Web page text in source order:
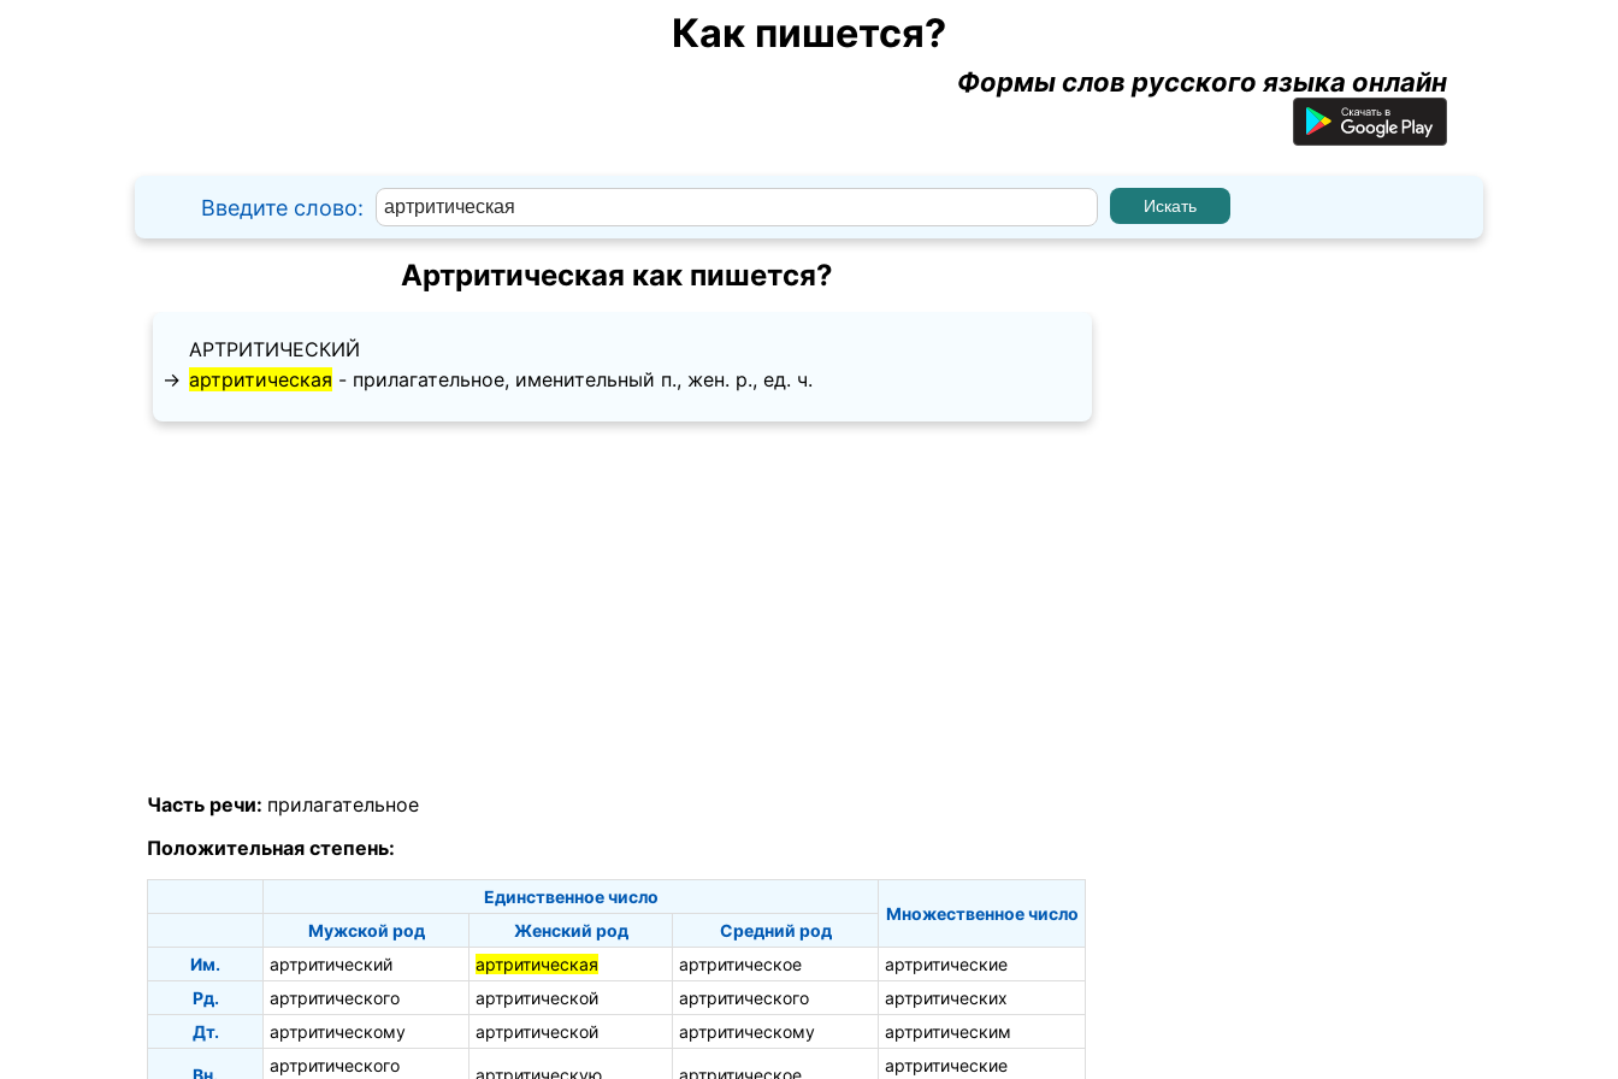
Как пишется?
Формы слов русского языка онлайн
Введите слово:
Артритическая как пишется?
АРТРИТИЧЕСКИЙ
→ артритическая - прилагательное, именительный п., жен. p., ед. ч.
Часть речи: прилагательное
Положительная степень:
Единственное число
Множественное число
Мужской род
Женский род
Средний род
Им.
артритический артритическая артритическое
артритические
Рд.
артритического артритической артритического
артритических
Дт.
артритическому артритической артритическому артритическим
артритического
артритические